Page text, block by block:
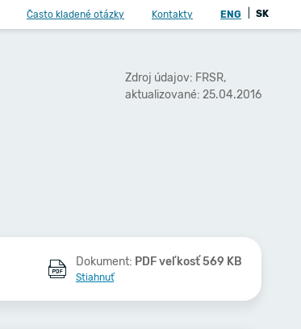
Často kladené otázky Kontakty ENG SK
Zdroj údajov: FRSR,
aktualizované: 25.04.2016
Dokument: PDF veľkosť 569 KB
Stiahnuť